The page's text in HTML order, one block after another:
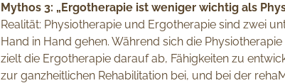
Mythos 3: „Ergotherapie ist weniger wichtig als
Realität: Physiotherapie und Ergotherapie sind zwei
Hand in Hand gehen. Während sich die
zielt die Ergotherapie darauf ab, Fähigkeiten zu
zur ganzheitlichen Rehabilitation bei, und bei der